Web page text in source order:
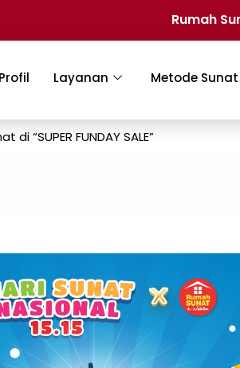
Rumah
Profil Layanan Metode Sunat
“SUPER FUNDAY SALE”